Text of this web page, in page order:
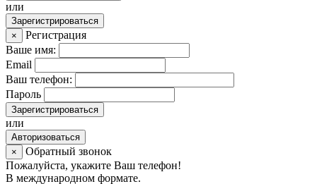
или
Зарегистрироваться
×
Регистрация
Ваше имя:
Email
Ваш телефон:
Пароль
Зарегистрироваться
или
Авторизоваться
×
Обратный звонок
Пожалуйста, укажите Ваш телефон!
В международном формате.